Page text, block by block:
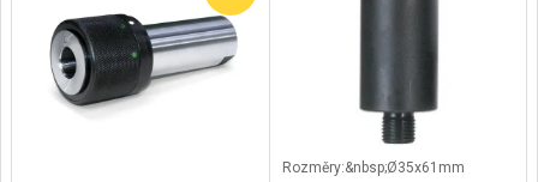
Rozměry:&nbsp;Ø35x61mm